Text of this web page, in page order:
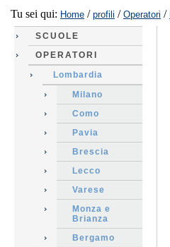
Tu sei qui: Home / profili / Operatori /
SCUOLE
OPERATORI
Lombardia
Milano
Como
Pavia
Brescia
Lecco
Varese
Monza e
Brianza
Bergamo